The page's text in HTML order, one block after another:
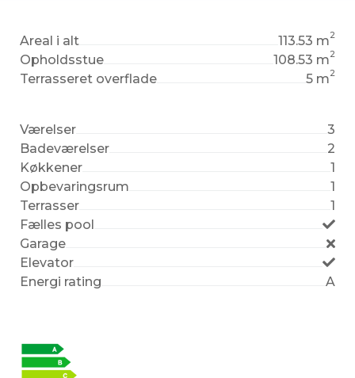
Areal i alt 113.53 m2
Opholdsstue 108.53 m2
Terrasseret overflade 5 m2
Værelser
3
Badeværelser
2
Køkkener
1
Opbevaringsrum
1
Terrasser
1
Fælles pool
Garage
Elevator
Energi rating
A